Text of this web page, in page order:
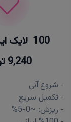
100 لایک ایرانی خانم
9,240 تومان
- شروع آنی
- تکمیل سریع
- ریزش: ~0-5%